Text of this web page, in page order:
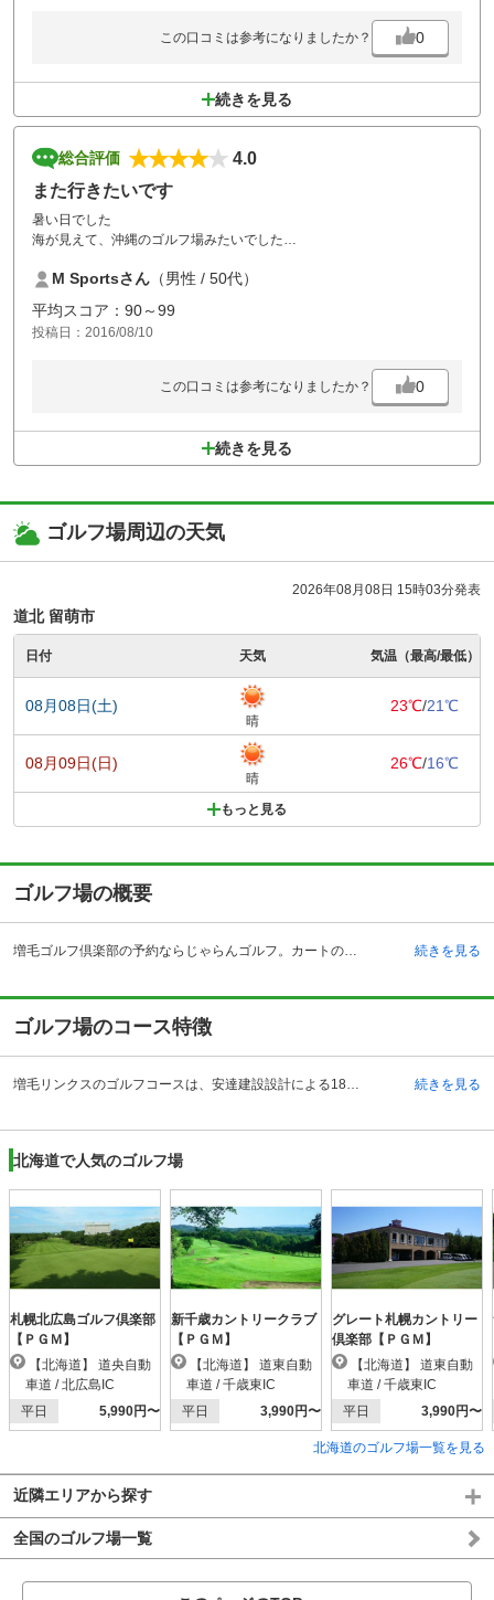
この口コミは参考になりましたか？ 0
続きを見る
総合評価
4.0
また行きたいです
暑い日でした
海が見えて、沖縄のゴルフ場みたいでした
ゴースはあまりアップダウンがなく
ラフ乗り入れOKで楽でした
また挑戦です
M Sportsさん （男性 / 50代）
平均スコア：90～99
投稿日：2016/08/10
この口コミは参考になりましたか？ 0
続きを見る
ゴルフ場周辺の天気
2026年08月08日 15時03分発表
道北 留萌市
日付 天気 気温（最高/最低）
08月08日(土)
晴
23℃/21℃
08月09日(日)
晴
26℃/16℃
もっと見る
ゴルフ場の概要
増毛ゴルフ倶楽部の予約ならじゃらんゴルフ。カートの有無や利用税、キャンセル料、ナイター設備、駐車場などのコース情報はもちろん、口コミ、フォトギャラリーなどコースの難易度や攻略に役立つ情報充実、予約する度にポイントが貯まるのでお得にゴルフをお楽しみ頂けます。 増毛リンクスは、周囲に雄大な山々があるゴルフ場です。そのため大自然の中で伸び伸びとプレーをすることができます。また日本海を望んでいるので、その景色を見ながらプレーを楽しむことができます。開場は1989年ということで、他のゴルフ場に比べると比較的新しいゴルフ場でもあります。アクセス方法としては、自動車の場合には、道央自動車道を利用した場合には深川インターチェンジから約65キロメートルです。また深川留萌道を利用した場合には、約25キロメートルで到着します。電車を利用した場合にはJR留萌本線の増毛駅からタクシーで約15分で到着します。施設としてはクラブハウス内にレストランや大浴場があります。特にレストランでは季節ごとの食材を使ったメニューなどが豊富にあります。 続きを見る
ゴルフ場のコース特徴
増毛リンクスのゴルフコースは、安達建設設計による18ホール、パー72、総距離6,599ヤード、周囲の美しい景色を楽しみながらプレーが出来る本格的なリンクスコースです。 名物ホールは、OUTコース7番、正面には暑寒別岳を望むことが出来る池越えのショートホールです。大自然に向かって、爽快にショットができます。INコースの11番は、軽い打ち下しのロングホール。距離はそれほどなく、グリーンも大きいためパーオンは楽に狙えます。ただし、グリーンのアンジュレーションがきつく、パッティングの良し悪しでスコアが決まります。INコース13番も名物コースのミドルホールです。日本海を望みながらプレーができ、大自然を十分に満喫することが出来ます。 続きを見る
北海道で人気のゴルフ場
札幌北広島ゴルフ倶楽部
【ＰＧＭ】
車道 / 北広島IC
平日
5,990円〜
新千歳カントリークラブ
【ＰＧＭ】
車道 / 千歳東IC
平日
3,990円〜
グレート札幌カントリー
倶楽部【ＰＧＭ】
車道 / 千歳東IC
平日
3,990円〜
北海道のゴルフ場一覧を見る
近隣エリアから探す
全国のゴルフ場一覧